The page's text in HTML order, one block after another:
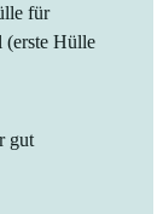
für
(erste Hülle
gut